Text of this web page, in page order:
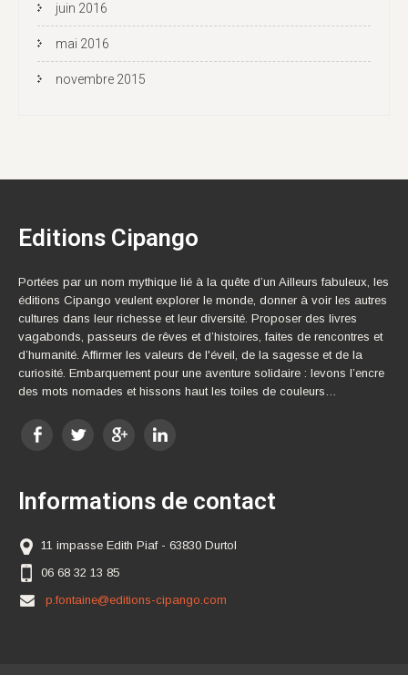
juin 2016
mai 2016
novembre 2015
Editions Cipango
Portées par un nom mythique lié à la quête d’un Ailleurs fabuleux, les
éditions Cipango veulent explorer le monde, donner à voir les autres
cultures dans leur richesse et leur diversité. Proposer des livres
vagabonds, passeurs de rêves et d’histoires, faites de rencontres et
d’humanité. Affirmer les valeurs de l'éveil, de la sagesse et de la
curiosité. Embarquement pour une aventure solidaire : levons l’encre
des mots nomades et hissons haut les toiles de couleurs…
Informations de contact
11 impasse Edith Piaf - 63830 Durtol
06 68 32 13 85
p.fontaine@editions-cipango.com